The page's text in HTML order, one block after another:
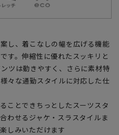
し、着こなしの幅を広げる機能
す。伸縮性に優れたスッキリと
ツは動きやすく、さらに素材特
々な通勤スタイルに対応した仕
ことできちっとしたスーツスタ
わせるジャケ・スラスタイルま
しみいただけます